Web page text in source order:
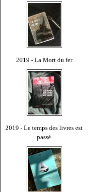
2019 - La Mort du fer
2019 - Le temps des livres est
passé